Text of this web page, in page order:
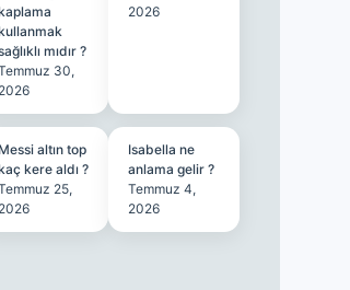
mıdır ?
30,
2026
2026
Messi altın top
kere aldı ?
25,
2026
Isabella ne
anlama gelir ?
Temmuz 4,
2026